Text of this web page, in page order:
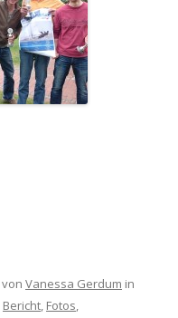
von Vanessa Gerdum in
Bericht, Fotos,